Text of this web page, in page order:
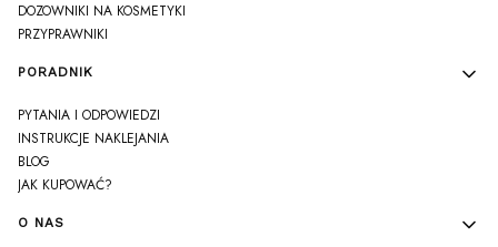
DOZOWNIKI NA KOSMETYKI
PRZYPRAWNIKI
PORADNIK
PYTANIA I ODPOWIEDZI
INSTRUKCJE NAKLEJANIA
BLOG
JAK KUPOWAĆ?
O NAS